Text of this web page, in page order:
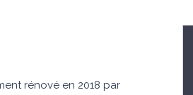
rénové en 2018 par